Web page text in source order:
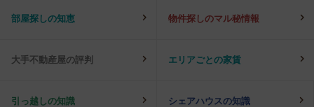
部屋探しの知恵 物件探しのマル秘情報
大手不動産屋の評判 エリアごとの家賃
引っ越しの知識 シェアハウスの知識